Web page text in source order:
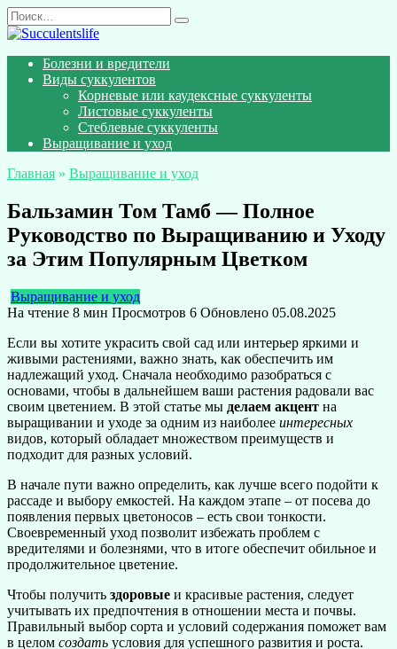
Перейти
к
Search
for:
Болезни и вредители
Виды суккулентов
Корневые или каудексные суккуленты
Листовые суккуленты
Стеблевые суккуленты
Выращивание и уход
Главная » Выращивание и уход
Бальзамин Том Тамб — Полное
Руководство по Выращиванию и Уходу
за Этим Популярным Цветком
Выращивание и уход
На чтение 8 мин Просмотров 6 Обновлено 05.08.2025
Если вы хотите украсить свой сад или интерьер яркими и
живыми растениями, важно знать, как обеспечить им
надлежащий уход. Сначала необходимо разобраться с
основами, чтобы в дальнейшем ваши растения радовали вас
своим цветением. В этой статье мы делаем акцент на
выращивании и уходе за одним из наиболее интересных
видов, который обладает множеством преимуществ и
подходит для разных условий.
В начале пути важно определить, как лучше всего подойти к
рассаде и выбору емкостей. На каждом этапе – от посева до
появления первых цветоносов – есть свои тонкости.
Своевременный уход позволит избежать проблем с
вредителями и болезнями, что в итоге обеспечит обильное и
продолжительное цветение.
Чтобы получить здоровые и красивые растения, следует
учитывать их предпочтения в отношении места и почвы.
Правильный выбор сорта и условий содержания поможет вам
в целом создать условия для успешного развития и роста.